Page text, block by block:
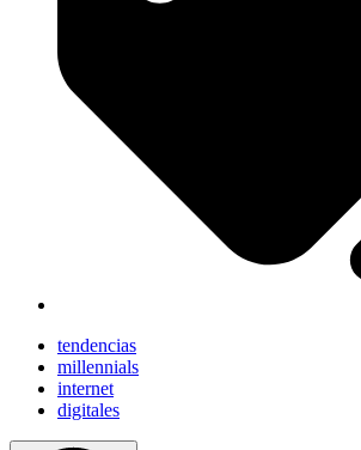
tendencias
millennials
internet
digitales